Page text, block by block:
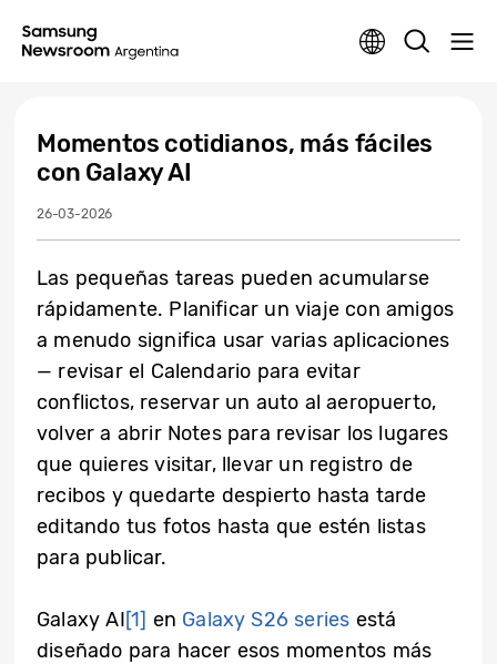
Momentos cotidianos, más fáciles
con Galaxy AI
26-03-2026
Las pequeñas tareas pueden acumularse
rápidamente. Planificar un viaje con amigos
a menudo significa usar varias aplicaciones
— revisar el Calendario para evitar
conflictos, reservar un auto al aeropuerto,
volver a abrir Notes para revisar los lugares
que quieres visitar, llevar un registro de
recibos y quedarte despierto hasta tarde
editando tus fotos hasta que estén listas
para publicar.
Galaxy AI[1] en Galaxy S26 series está
diseñado para hacer esos momentos más